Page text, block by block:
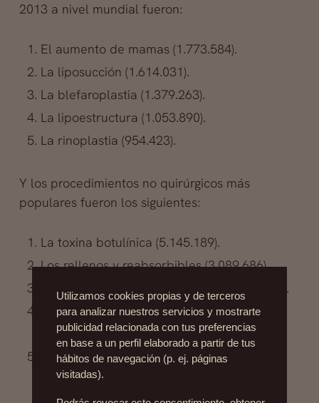
2013 a nivel mundial fueron:
El aumento de mamas (1.773.584).
La liposucción (1.614.031).
La blefaroplastia (1.379.263).
La lipoestructura (1.053.890).
La rinoplastia (954.423).
Y los procedimientos no quirúrgicos más
populares fueron los siguientes:
La toxina botulínica (5.145.189).
Los rellenos y reabsorbibles (3.089.686).
La eliminación capilar por láser (1.440.252).
El rejuvenecimiento facial no invasivo
(1.307.300).
peeling, el láser fraccionado CO2, la
dermoabrasión (773.442).
Utilizamos cookies propias y de terceros
para analizar nuestros servicios y mostrarte
publicidad relacionada con tus preferencias
en base a un perfil elaborado a partir de tus
hábitos de navegación (p. ej. páginas
visitadas).